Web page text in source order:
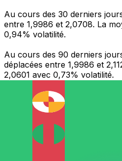
Au cours des 30 derniers
entre 1,9986 et 2,0708. La
0,94% volatilité.
Au cours des 90 derniers
déplacées entre 1,9986 et
2,0601 avec 0,73% volatilité.
Envoyer de l’argent
Gérez votre argent et
êtes en déplacement
L'application Xe réunit toutes